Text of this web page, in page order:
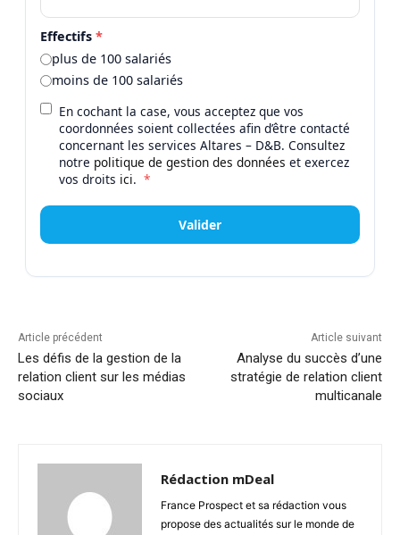
Effectifs *
plus de 100 salariés
moins de 100 salariés
En cochant la case, vous acceptez que vos
coordonnées soient collectées afin d’être contacté
concernant les services Altares – D&B. Consultez
notre politique de gestion des données et exercez
vos droits ici. *
Valider
Article précédent
Les défis de la gestion de la
relation client sur les médias
sociaux
Article suivant
Analyse du succès d’une
stratégie de relation client
multicanale
Rédaction mDeal
France Prospect et sa rédaction vous
propose des actualités sur le monde de